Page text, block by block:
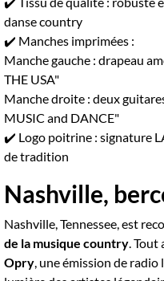
danse country
✔️ Manches imprimées :
Manche gauche : drapeau
THE USA"
Manche droite : deux
MUSIC and DANCE"
✔️ Logo poitrine : signature
de tradition
Nashville,
Nashville, Tennessee, est
de la musique country. Tout
Opry, une émission de radio